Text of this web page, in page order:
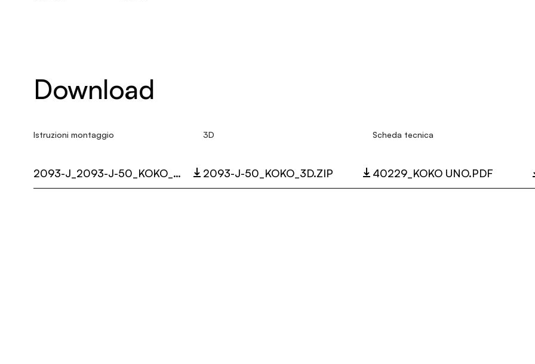
Download
Istruzioni montaggio
2093-J_2093-J-50_KOKO_MULTI_LANGUAGE_9441_INST.PDF
3D
2093-J-50_KOKO_3D.ZIP
Scheda tecnica
40229_KOKO UNO.PDF